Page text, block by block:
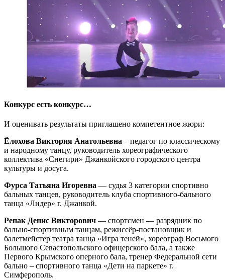
Конкурс есть конкурс…
И оценивать результаты приглашено компетентное жюри:
Ёлохова Виктория Анатольевна – педагог по классическому
и народному танцу, руководитель хореографического
коллектива «Снегири» Джанкойского городского центра
культуры и досуга.
Фурса Татьяна Игоревна — судья 3 категории спортивно
бальных танцев, руководитель клуба спортивного-бального
танца «Лидер» г. Джанкой.
Репак Денис Викторович — спортсмен — разрядник по
бально-спортивным танцам, режиссёр-постановщик и
балетмейстер театра танца «Игра теней», хореограф Восьмого
Большого Севастопольского офицерского бала, а также
Первого Крымского оперного бала, тренер Федеральной сети
бально – спортивного танца «Дети на паркете» г.
Симферополь.